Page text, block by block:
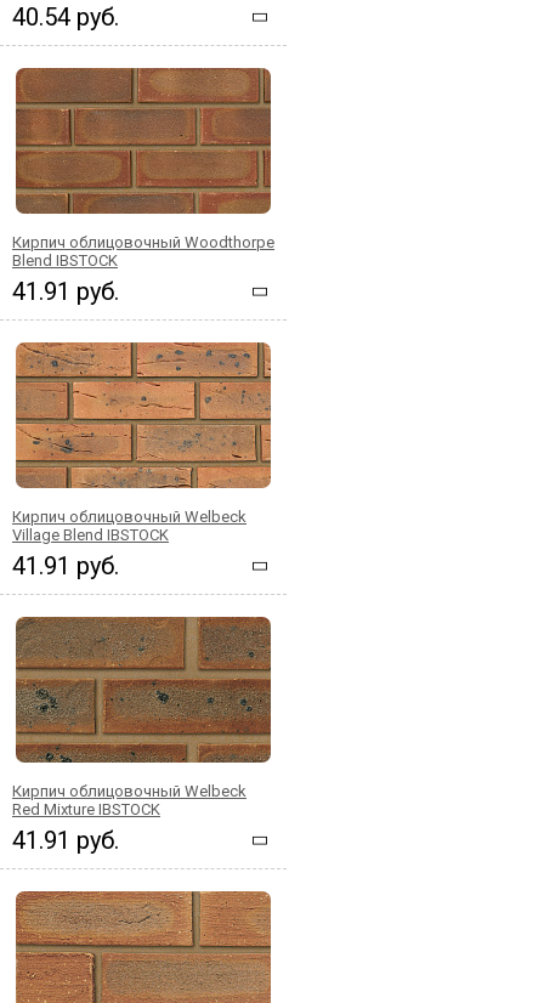
40.54 руб.
Кирпич облицовочный Woodthorpe
Blend IBSTOCK
41.91 руб.
Кирпич облицовочный Welbeck
Village Blend IBSTOCK
41.91 руб.
Кирпич облицовочный Welbeck
Red Mixture IBSTOCK
41.91 руб.